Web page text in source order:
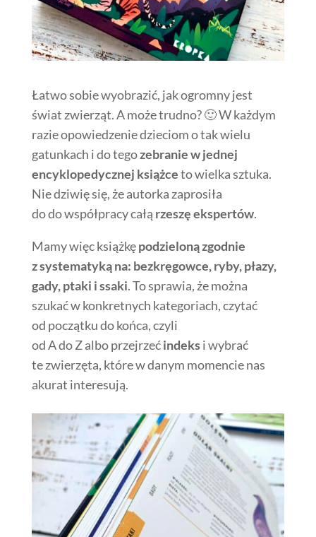
Łatwo sobie wyobrazić, jak ogromny jest
świat zwierząt. A może trudno? 🙂 W każdym
razie opowiedzenie dzieciom o tak wielu
gatunkach i do tegozebranie w jednej
encyklopedycznej książceto wielka sztuka.
Nie dziwię się, że autorka zaprosiła
do do współpracy całą rzeszę ekspertów.
Mamy więc książkępodzieloną zgodnie
z systematyką na: bezkręgowce, ryby, płazy,
gady, ptaki i ssaki. To sprawia, że można
szukać w konkretnych kategoriach, czytać
od początku do końca, czyli
od A do Z albo przejrzećindeksi wybrać
te zwierzęta, które w danym momencie nas
akurat interesują.